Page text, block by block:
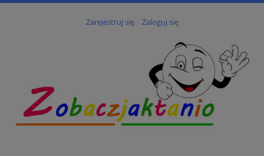
Zarejestruj się Zaloguj się